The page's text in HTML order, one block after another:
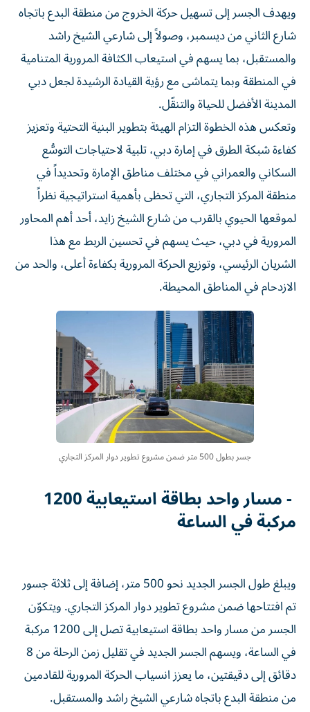
ويهدف الجسر إلى تسهيل حركة الخروج من منطقة البدع باتجاه
شارع الثاني من ديسمبر، وصولاً إلى شارعي الشيخ راشد
والمستقبل، بما يسهم في استيعاب الكثافة المرورية المتنامية
في المنطقة وبما يتماشى مع رؤية القيادة الرشيدة لجعل دبي
المدينة الأفضل للحياة والتنقّل.
وتعكس هذه الخطوة التزام الهيئة بتطوير البنية التحتية وتعزيز
كفاءة شبكة الطرق في إمارة دبي، تلبية لاحتياجات التوسُّع
السكاني والعمراني في مختلف مناطق الإمارة وتحديداً في
منطقة المركز التجاري، التي تحظى بأهمية استراتيجية نظراً
لموقعها الحيوي بالقرب من شارع الشيخ زايد، أحد أهم المحاور
المرورية في دبي، حيث يسهم في تحسين الربط مع هذا
الشريان الرئيسي، وتوزيع الحركة المرورية بكفاءة أعلى، والحد من
الازدحام في المناطق المحيطة.
جسر بطول 500 متر ضمن مشروع تطوير دوار المركز التجاري
- مسار واحد بطاقة استيعابية 1200
مركبة في الساعة
ويبلغ طول الجسر الجديد نحو 500 متر، إضافة إلى ثلاثة جسور
تم افتتاحها ضمن مشروع تطوير دوار المركز التجاري. ويتكوّن
الجسر من مسار واحد بطاقة استيعابية تصل إلى 1200 مركبة
في الساعة، ويسهم الجسر الجديد في تقليل زمن الرحلة من 8
دقائق إلى دقيقتين، ما يعزز انسياب الحركة المرورية للقادمين
من منطقة البدع باتجاه شارعي الشيخ راشد والمستقبل.